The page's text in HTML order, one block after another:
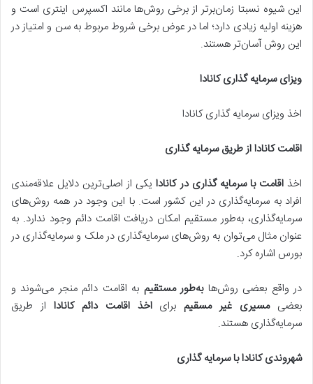
این شیوه نسبتا زمان‌برتر از برخی روش‌ها مانند اکسپرس اینتری است و
هزینه اولیه زیادی دارد؛ اما در عوض برخی شروط مربوط به سن و امتیاز در
این روش آسان‌تر هستند.
ویزای سرمایه گذاری کانادا
اخذ ویزای سرمایه گذاری کانادا
اقامت کانادا از طریق سرمایه گذاری
اخذاقامت با سرمایه گذاری در کانادایکی از اصلی‌ترین دلایل علاقه‌مندی
افراد به سرمایه‌گذاری در این کشور است. با این وجود در همه روش‌های
سرمایه‌گذاری، به‌طور مستقیم امکان دریافت اقامت دائم وجود ندارد. به
عنوان مثال می‌توان به روش‌های سرمایه‌گذاری در ملک و سرمایه‌گذاری در
بورس اشاره کرد.
در واقع بعضی روش‌هابه‌طور مستقیم به اقامت دائم منجر می‌شوند و
بعضیمسیری غیر مسقیم برایاخذ اقامت دائم کانادا از طریق
سرمایه‌گذاری هستند.
شهروندی کانادا با سرمایه گذاری